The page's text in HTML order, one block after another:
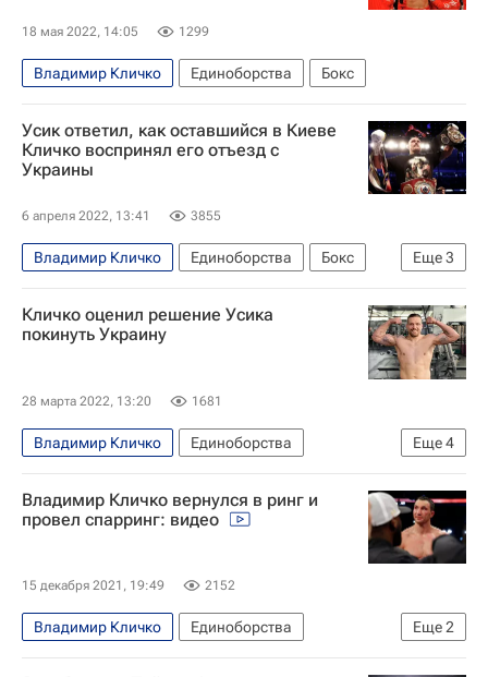
18 мая 2022, 14:05 1299
Владимир Кличко Единоборства Бокс
Усик ответил, как оставшийся в Киеве
Кличко воспринял его отъезд с
Украины
6 апреля 2022, 13:41 3855
Еще3
Владимир Кличко Единоборства
Бокс
Александр Усик
Энтони Джошуа
Виталий Кличко
Кличко оценил решение Усика
покинуть Украину
28 марта 2022, 13:20 1681
Еще4
Владимир Кличко
Единоборства
Александр Усик
Бокс
Вокруг спорта
Энтони Джошуа
Владимир Кличко вернулся в ринг и
провел спарринг: видео
15 декабря 2021, 19:49 2152
Еще2
Владимир Кличко
Единоборства
Энтони Джошуа
Бокс